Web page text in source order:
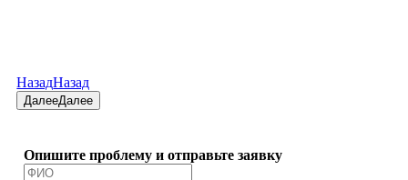
НазадНазад
ДалееДалее
Опишите проблему и отправьте заявку